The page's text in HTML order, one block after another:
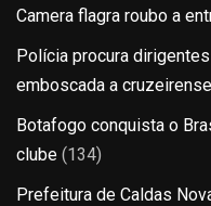
Camera flagra roubo a
Polícia procura
emboscada a
Botafogo conquista o
clube (134)
Prefeitura de Caldas